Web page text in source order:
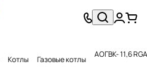
Котлы Газовые котлы АОГВК- 11,6